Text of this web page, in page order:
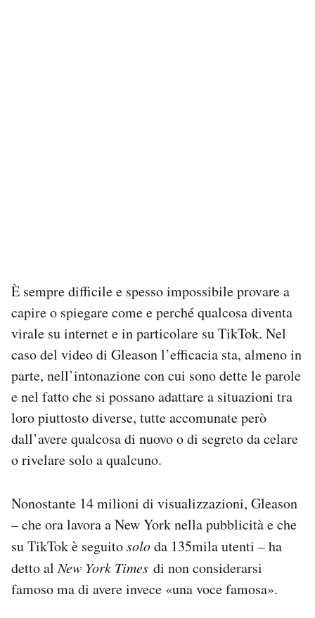
È sempre difficile e spesso impossibile provare a
capire o spiegare come e perché qualcosa diventa
virale su internet e in particolare su TikTok. Nel
caso del video di Gleason l’efficacia sta, almeno in
parte, nell’intonazione con cui sono dette le parole
e nel fatto che si possano adattare a situazioni tra
loro piuttosto diverse, tutte accomunate però
dall’avere qualcosa di nuovo o di segreto da celare
o rivelare solo a qualcuno.
Nonostante 14 milioni di visualizzazioni, Gleason
– che ora lavora a New York nella pubblicità e che
su TikTok è seguitosoloda 135mila utenti – ha
detto alNew York Times di non considerarsi
famoso ma di avere invece «una voce famosa».